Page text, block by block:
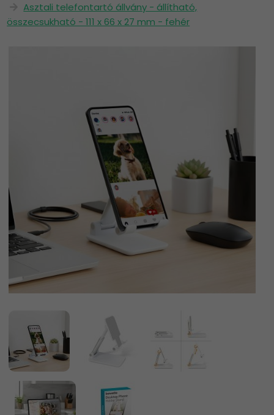
Asztali telefontartó állvány - állítható,
összecsukható - 111 x 66 x 27 mm - fehér